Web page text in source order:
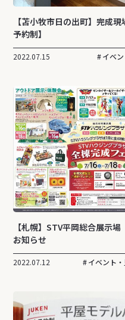
【苫小牧市日の出町】完成
予約制】
2022.07.15 イベ
【札幌】STV平岡総合展示
お知らせ
2022.07.12 イベント